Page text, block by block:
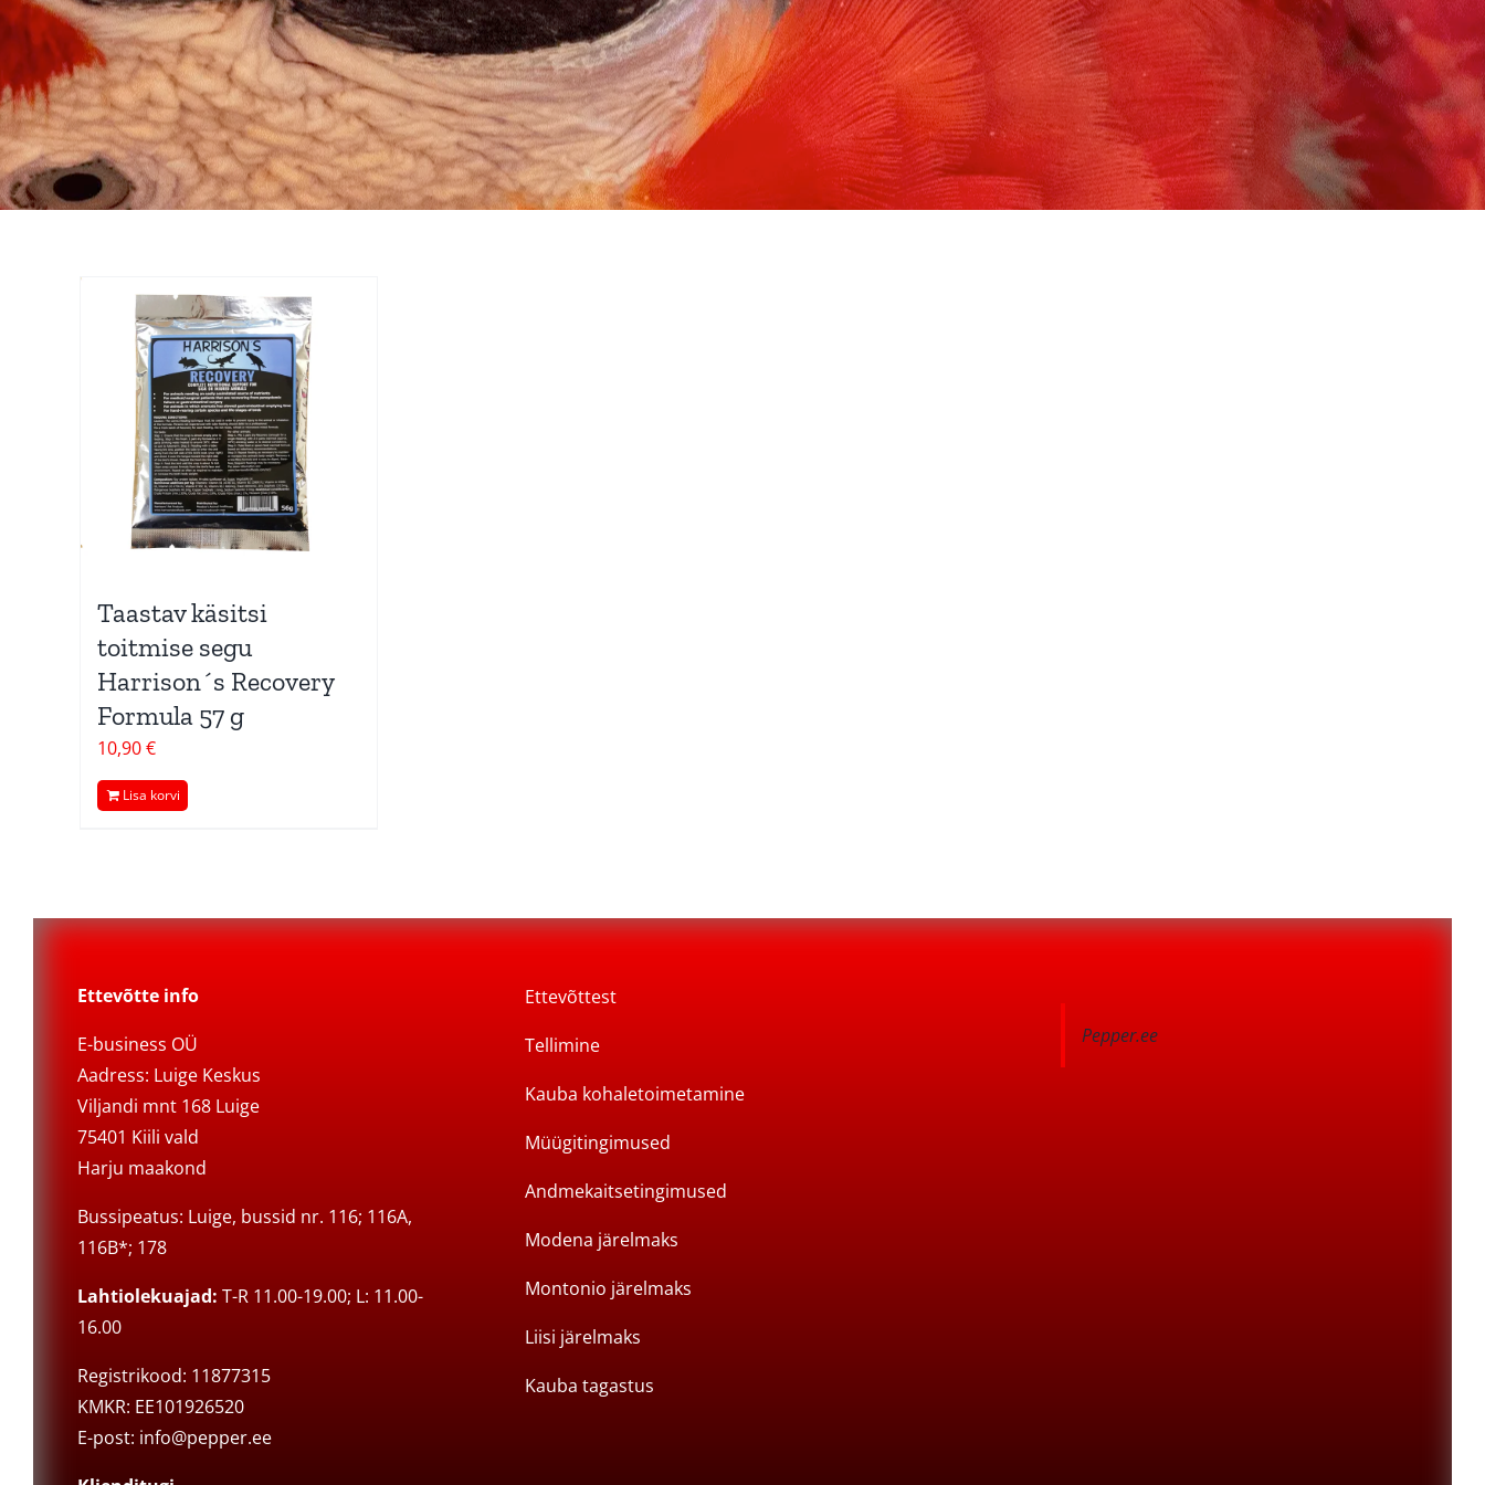
Taastav käsitsi
toitmise segu
Harrison´s Recovery
Formula 57 g
10,90€
Lisa korvi
Ettevõtte info
E-business OÜ
Aadress: Luige Keskus
Viljandi mnt 168 Luige
75401 Kiili vald
Harju maakond
Bussipeatus: Luige, bussid nr. 116; 116A,
116B*; 178
Lahtiolekuajad: T-R 11.00-19.00; L: 11.00-
16.00
Registrikood: 11877315
KMKR: EE101926520
E-post: info@pepper.ee
Ettevõttest
Tellimine
Kauba kohaletoimetamine
Müügitingimused
Andmekaitsetingimused
Modena järelmaks
Montonio järelmaks
Liisi järelmaks
Kauba tagastus
Pepper.ee